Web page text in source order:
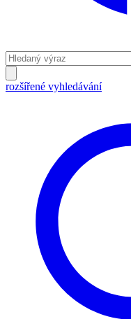
rozšířené vyhledávání